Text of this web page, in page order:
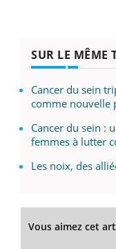
SUR LE MÊME
Cancer du sein
comme nouvelle
Cancer du sein :
femmes à lutter
Les noix, des
Vous aimez cet